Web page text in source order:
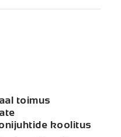
toimus
koolitus